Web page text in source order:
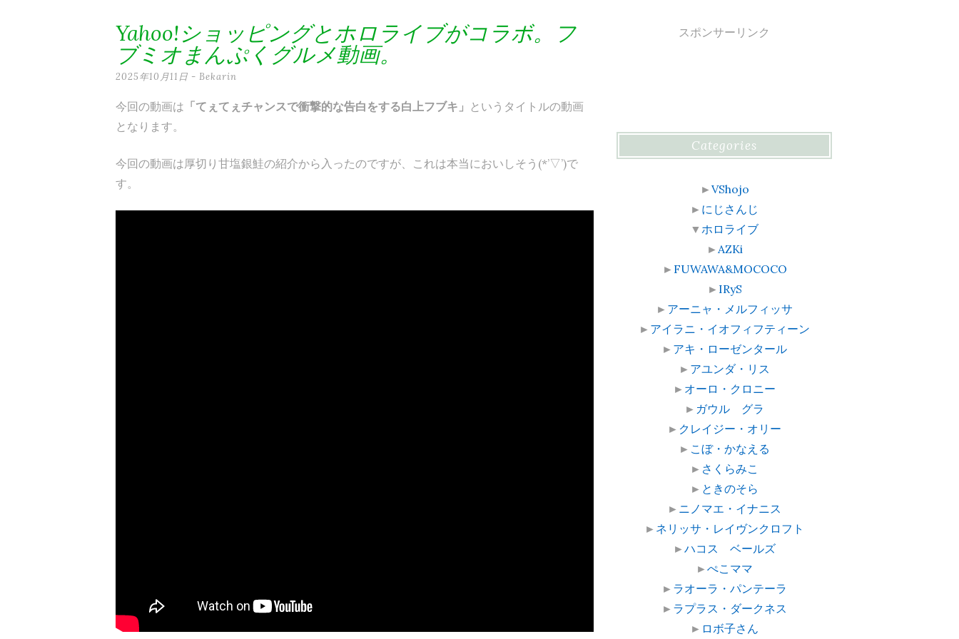
ン
ツ
ス
ッ
プ
Yahoo!ショッピングとホロライブがコラボ。フ
ブミオまんぷくグルメ動画。
2025年10月11日 - Bekarin
今回の動画は 「てぇてぇチャンスで衝撃的な告白をする白上フブキ」 というタイトルの動画
となります。
今回の動画は厚切り甘塩銀鮭の紹介から入ったのですが、これは本当においしそう(*’▽’)で
す。
スポンサーリンク
Categories
►VShojo
► にじさんじ
▼ ホロライブ
► AZKi
► FUWAWA&MOCOCO
► IRyS
► アーニャ・メルフィッサ
► アイラニ・イオフィフティーン
► アキ・ローゼンタール
► アユンダ・リス
► オーロ・クロニー
► ガウル グラ
► クレイジー・オリー
► こぼ・かなえる
► さくらみこ
► ときのそら
► ニノマエ・イナニス
► ネリッサ・レイヴンクロフト
►ハコス ベールズ
►ぺこママ
► ラオーラ・パンテーラ
► ラプラス・ダークネス
► ロボ子さん